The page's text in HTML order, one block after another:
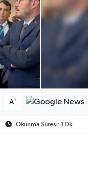
A+
Okunma Süresi: 1 Dk